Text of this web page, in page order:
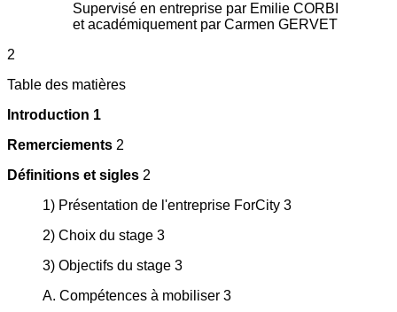
Supervisé en entreprise par Emilie CORBI
et académiquement par Carmen GERVET
2
Table des matières
Introduction 1
Remerciements 2
Définitions et sigles 2
1) Présentation de l'entreprise ForCity 3
2) Choix du stage 3
3) Objectifs du stage 3
A. Compétences à mobiliser 3